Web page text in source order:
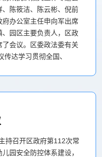
陈筱洁、陈云彬、倪前
办公室主任申向军出席
园区主要负责人，区政
会议。区委政法委有关
达学习贯彻全国、
持召开区政府第112次常
园安全防控体系建设，